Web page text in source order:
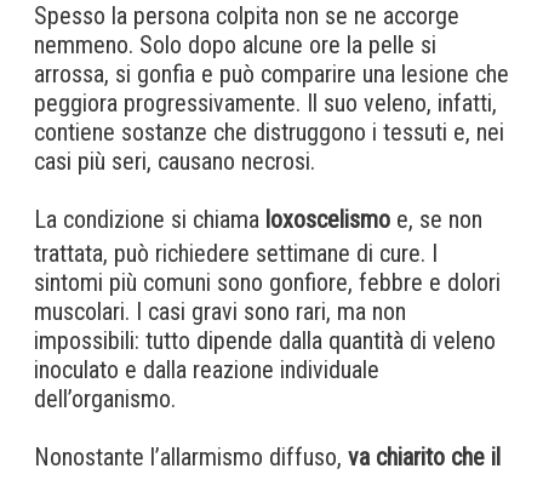
Spesso la persona colpita non se ne accorge
nemmeno. Solo dopo alcune ore la pelle si
arrossa, si gonfia e può comparire una lesione che
peggiora progressivamente. Il suo veleno, infatti,
contiene sostanze che distruggono i tessuti e, nei
casi più seri, causano necrosi.
La condizione si chiama loxoscelismo e, se non
trattata, può richiedere settimane di cure. I
sintomi più comuni sono gonfiore, febbre e dolori
muscolari. I casi gravi sono rari, ma non
impossibili: tutto dipende dalla quantità di veleno
inoculato e dalla reazione individuale
dell’organismo.
Nonostante l’allarmismo diffuso, va chiarito che il